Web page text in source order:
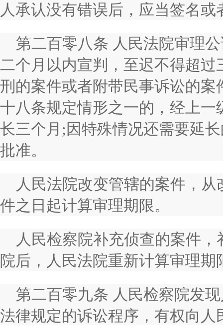
人承认没有错误后，应当签名或
第二百零八条 人民法院审理
二个月以内宣判，至迟不得超
刑的案件或者附带民事诉讼的
十八条规定情形之一的，经上
长三个月;因特殊情况还需要延
批准。
人民法院改变管辖的案件，
件之日起计算审理期限。
人民检察院补充侦查的案件
院后，人民法院重新计算审理期
第二百零九条 人民检察院发
法律规定的诉讼程序，有权向人